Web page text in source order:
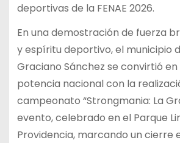
deportivas de la FENAE 2026.
En una demostración de fuerza
y espíritu deportivo, el municipio
Graciano Sánchez se convirtió
potencia nacional con la
campeonato “Strongmania: La
evento, celebrado en el Parque
Providencia, marcando un cierre